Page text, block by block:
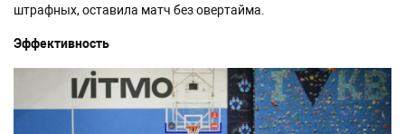
штрафных, оставила матч без овертайма.
Эффективность